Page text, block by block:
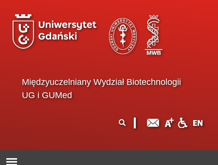
Międzyuczelniany Wydział Biotechnologii
UG i GUMed
wyszukiwania